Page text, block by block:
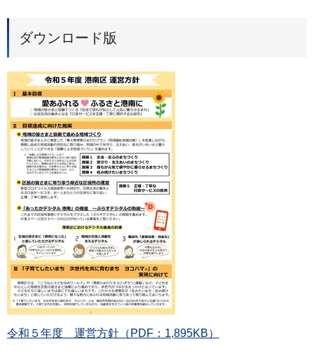
ダウンロード版
令和５年度 運営方針（PDF：1,895KB）